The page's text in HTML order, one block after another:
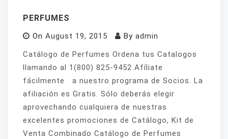
PERFUMES
On August 19, 2015 By admin
Catálogo de Perfumes Ordena tus Catalogos
llamando al 1(800) 825-9452 Afíliate
fácilmente a nuestro programa de Socios. La
afiliación es Gratis. Sólo deberás elegir
aprovechando cualquiera de nuestras
excelentes promociones de Catálogo, Kit de
Venta Combinado Catálogo de Perfumes